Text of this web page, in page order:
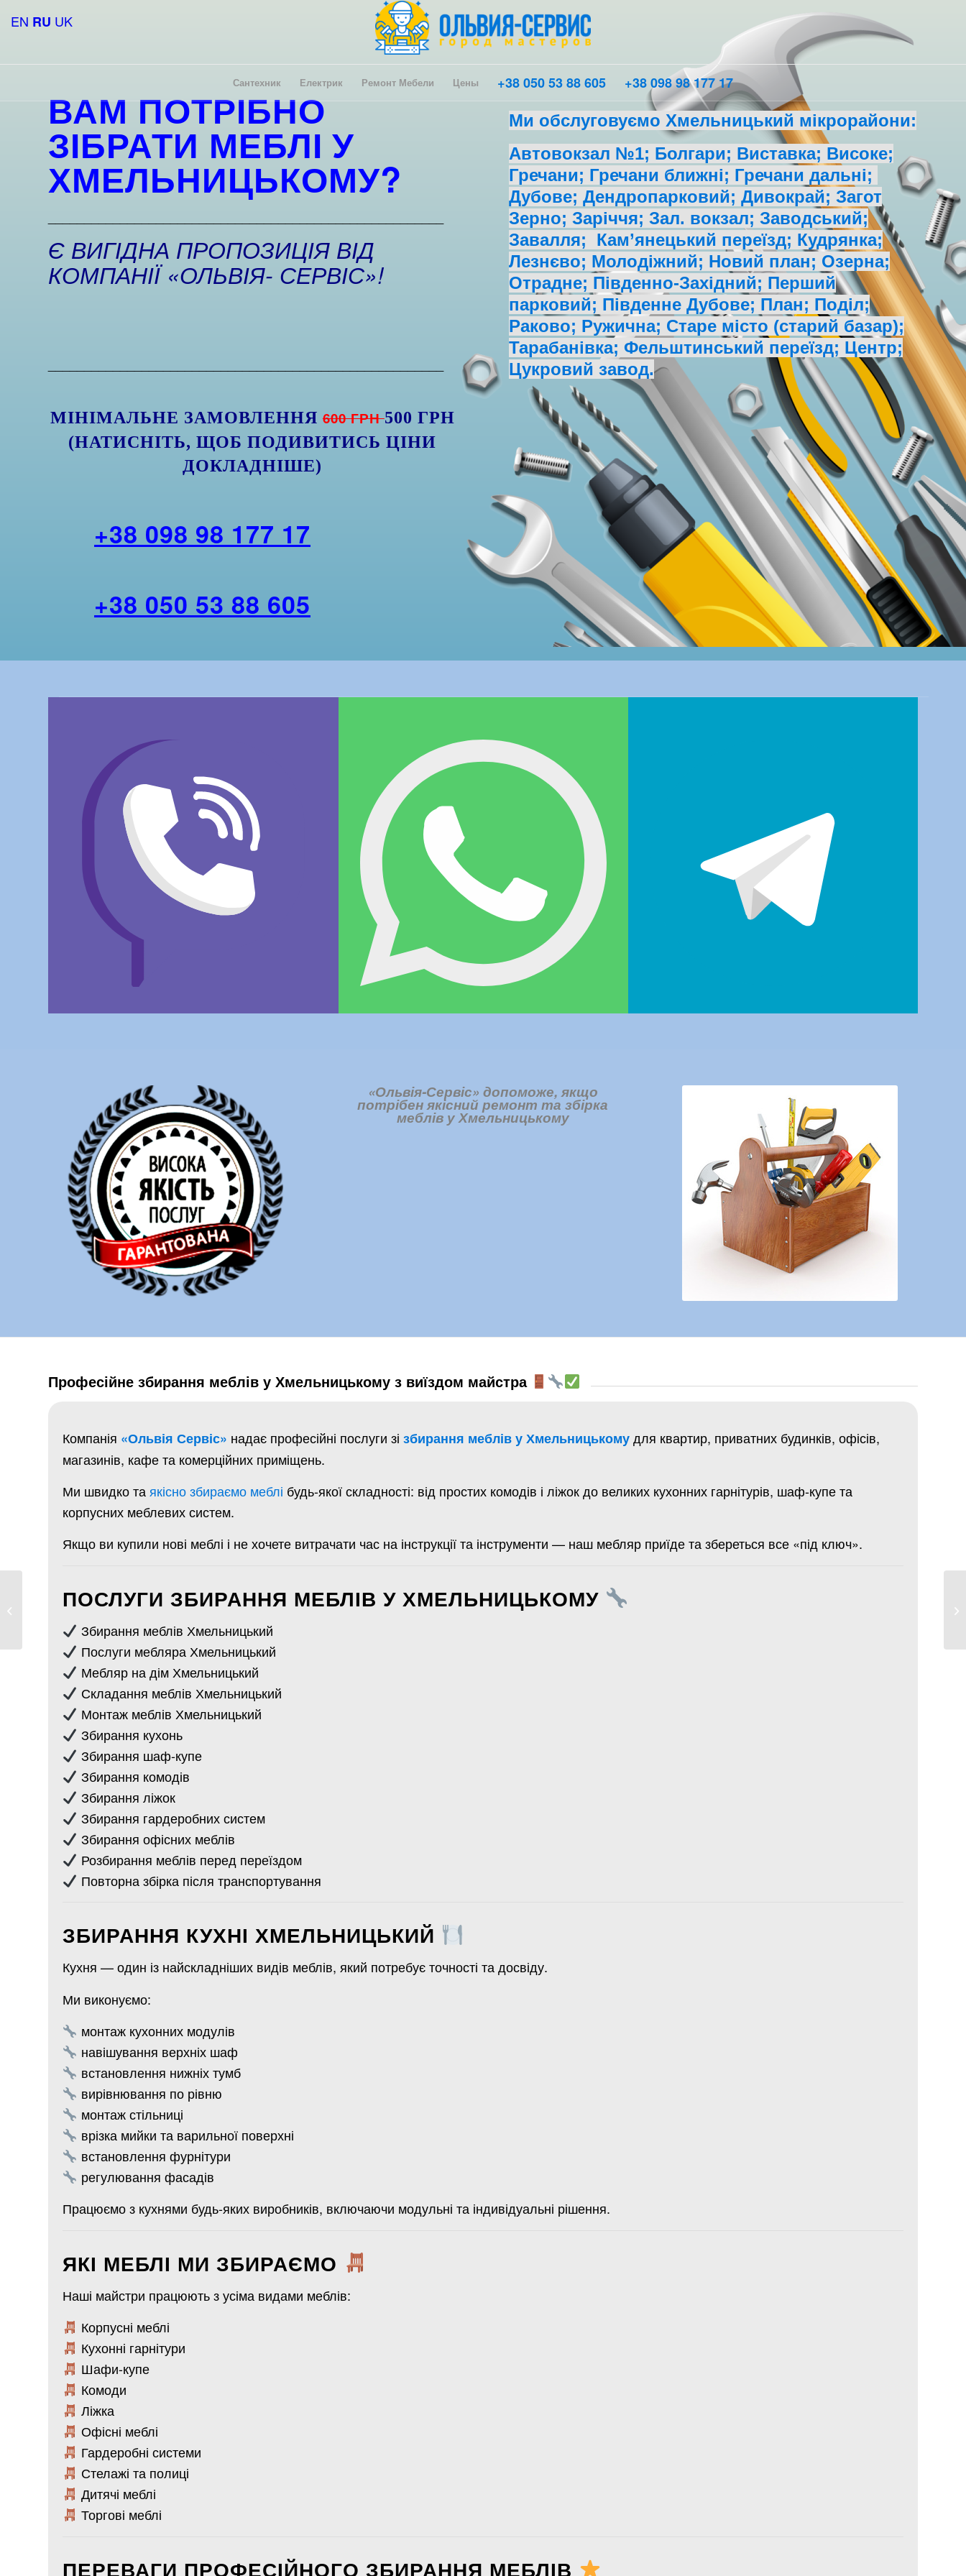
Сантехник Електрик Ремонт Мебели Цены +38 050 53 88 605 +38 098 98 177 17
ВАМ ПОТРІБНО
ЗІБРАТИ МЕБЛІ У
ХМЕЛЬНИЦЬКОМУ?
Є ВИГІДНА ПРОПОЗИЦІЯ ВІД
КОМПАНІЇ «ОЛЬВІЯ- СЕРВІС»!
МІНІМАЛЬНЕ ЗАМОВЛЕННЯ 600 ГРН500 ГРН
(НАТИСНІТЬ, ЩОБ ПОДИВИТИСЬ ЦІНИ
ДОКЛАДНІШЕ)
Ми обслуговуємо Хмельницький мікрорайони:
Автовокзал №1; Болгари; Виставка; Високе;
Гречани; Гречани ближні; Гречани дальні;
Дубове; Дендропарковий; Дивокрай; Загот
Зерно; Заріччя; Зал. вокзал; Заводський;
Завалля; Кам’янецький переїзд; Кудрянка;
Лезнєво; Молодіжний; Новий план; Озерна;
Отрадне; Південно-Західний; Перший
парковий; Південне Дубове; План; Поділ;
Раково; Ружична; Старе місто (старий базар);
Тарабанівка; Фельштинський переїзд; Центр;
Цукровий завод.
+38 098 98 177 17
+38 050 53 88 605
«Ольвія-Сервіс» допоможе, якщо
потрібенякісний ремонт та збірка
меблів у Хмельницькому
Професійне збирання меблів у Хмельницькому з виїздом майстра
Компанія «Ольвія Сервіс» надає професійні послуги зі збирання меблів у Хмельницькомудля квартир, приватних будинків, офісів,
магазинів, кафе та комерційних приміщень.
Ми швидко та якісно збираємо меблі будь-якої складності: від простих комодів і ліжок до великих кухонних гарнітурів, шаф-купе та
корпусних меблевих систем.
Якщо ви купили нові меблі і не хочете витрачати час на інструкції та інструменти — наш мебляр приїде та збереться все «під ключ».
ПОСЛУГИ ЗБИРАННЯ МЕБЛІВ У ХМЕЛЬНИЦЬКОМУ
Збирання меблів Хмельницький
Послуги мебляра Хмельницький
Мебляр на дім Хмельницький
Складання меблів Хмельницький
Монтаж меблів Хмельницький
Збирання кухонь
Збирання шаф-купе
Збирання комодів
Збирання ліжок
Збирання гардеробних систем
Збирання офісних меблів
Розбирання меблів перед переїздом
Повторна збірка після транспортування
ЗБИРАННЯ КУХНІ ХМЕЛЬНИЦЬКИЙ
Кухня — один із найскладніших видів меблів, який потребує точності та досвіду.
Ми виконуємо:
монтаж кухонних модулів
навішування верхніх шаф
встановлення нижніх тумб
вирівнювання по рівню
монтаж стільниці
врізка мийки та варильної поверхні
встановлення фурнітури
регулювання фасадів
Працюємо з кухнями будь-яких виробників, включаючи модульні та індивідуальні рішення.
ЯКІ МЕБЛІ МИ ЗБИРАЄМО
Наші майстри працюють з усіма видами меблів:
Корпусні меблі
Кухонні гарнітури
Шафи-купе
Комоди
Ліжка
Офісні меблі
Гардеробні системи
Стелажі та полиці
Дитячі меблі
Торгові меблі
ПЕРЕВАГИ ПРОФЕСІЙНОГО ЗБИРАННЯ МЕБЛІВ
Заміна направляючих
в комоді та шафі
Хмельницький...
EN RU UK